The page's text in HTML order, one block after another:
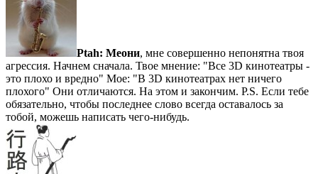
Ptah: Меони, мне совершенно непонятна твоя
агрессия. Начнем сначала. Твое мнение: "Все 3D кинотеатры -
это плохо и вредно" Мое: "В 3D кинотеатрах нет ничего
плохого" Они отличаются. На этом и закончим. P.S. Если тебе
обязательно, чтобы последнее слово всегда оставалось за
тобой, можешь написать чего-нибудь.